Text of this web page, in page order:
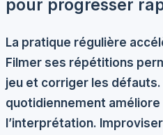
pour progresser
La pratique régulière
Filmer ses répétitions
jeu et corriger les défauts.
quotidiennement
l’interprétation. Improviser